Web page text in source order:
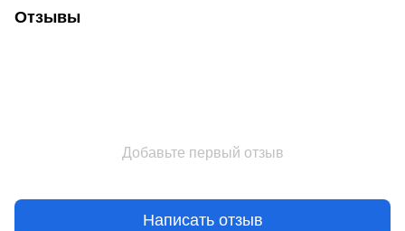
Отзывы
Добавьте первый отзыв
Написать отзыв